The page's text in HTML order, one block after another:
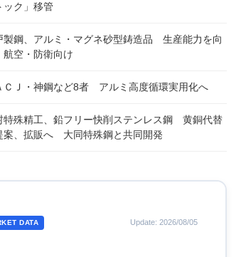
ック」移管
製鋼、アルミ・マグネ砂型鋳造品 生産能力を向
空・防衛向け
ＣＪ・神鋼など8者 アルミ高度循環実用化へ
特殊精工、鉛フリー快削ステンレス鋼 黄銅代替
案、拡販へ 大同特殊鋼と共同開発
DATA Update: 2026/08/05